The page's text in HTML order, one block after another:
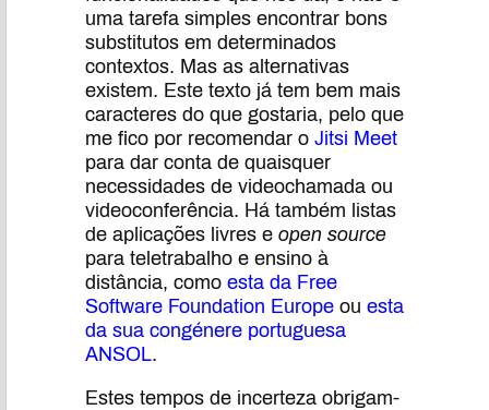
uma tarefa simples encontrar bons
substitutos em determinados
contextos. Mas as alternativas
existem. Este texto já tem bem mais
caracteres do que gostaria, pelo que
me fico por recomendar o Jitsi Meet
para dar conta de quaisquer
necessidades de videochamada ou
videoconferência. Há também listas
de aplicações livres e open source
para teletrabalho e ensino à
distância, como esta da Free
Software Foundation Europe ou esta
da sua congénere portuguesa
ANSOL.
Estes tempos de incerteza obrigam-